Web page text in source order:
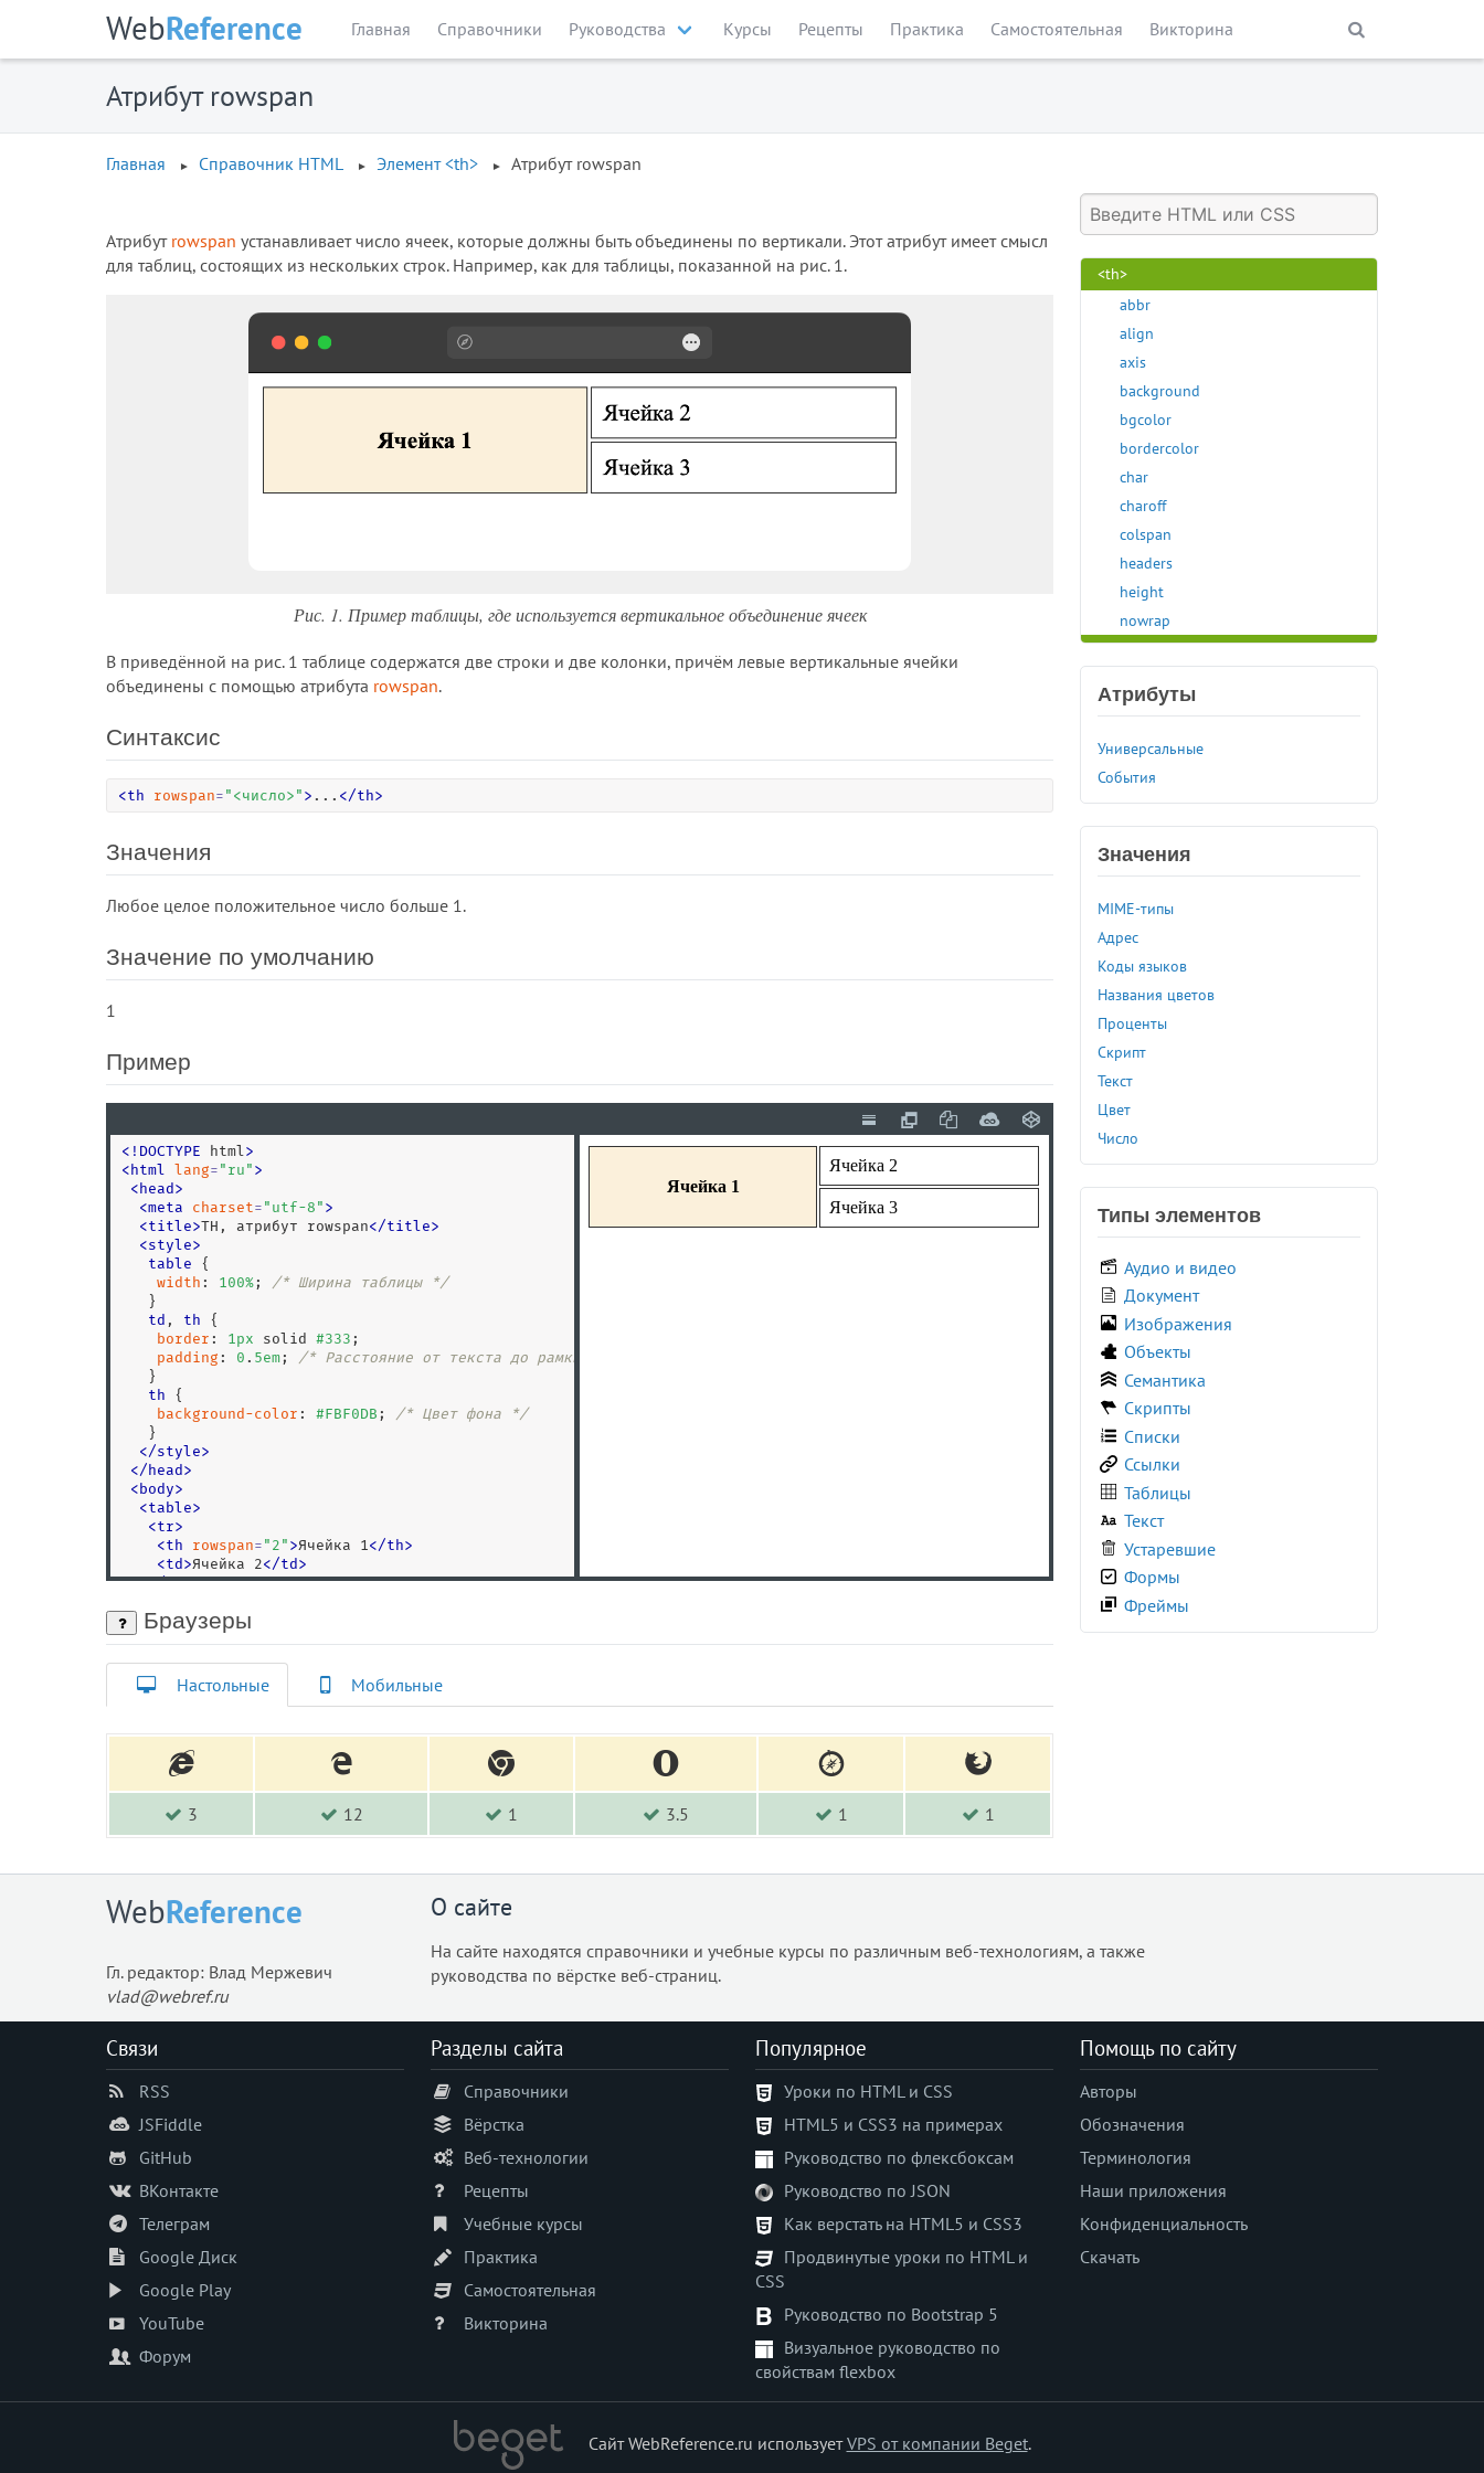
WebReference Главная Справочники Руководства Курсы Рецепты Практика Самостоятельная Викторина
Атрибут rowspan
Главная Справочник HTML Элемент <th> Атрибут rowspan
Атрибут rowspan устанавливает число ячеек, которые должны быть объединены по вертикали. Этот атрибут имеет смысл
для таблиц, состоящих из нескольких строк. Например, как для таблицы, показанной на рис. 1.
Рис. 1. Пример таблицы, где используется вертикальное объединение ячеек
В приведённой на рис. 1 таблице содержатся две строки и две колонки, причём левые вертикальные ячейки
объединены с помощью атрибута rowspan.
Синтаксис
<th rowspan= " <число> " > ... </th>
Значения
Любое целое положительное число больше 1.
Значение по умолчанию
1
Пример
< ! DOCTYPE html >
<html lang= " ru " >
<head>
<meta charset= " utf-8 " >
<title>TH, атрибут rowspan</title>
<style>
table {
width : 100%;
/* Ширина таблицы */
   }
td , th {
border : 1 px solid #333 ;
padding : 0 . 5em;
/* Расстояние от текста до рамки */
   }
th {
background-color : #FBF0DB ;
/* Цвет фона */
   }
</style>
</head>
<body>
<table>
<tr>
<th rowspan= " 2 " >Ячейка 1 </th>
<td>Ячейка 2</td>
</tr>
<td>Ячейка 3
/
>
</body >
/html >
Браузеры
Настольные Мобильные
3 12 1 3.5 1 1
<summary>
<textarea>
<tfoot>
<th>
abbr
align
axis
background
bgcolor
bordercolor
char
charoff
colspan
headers
height
nowrap
rowspan
valign
<thead>
<title>
<tr>
<track>
<tt>
<u>
<ul>
<var>
<video>
<wbr>
<xmp>
Атрибуты
Универсальные
События
Значения
MIME-типы
Адрес
Коды языков
Названия цветов
Проценты
Скрипт
Текст
Цвет
Число
Типы элементов
Аудио и видео
Документ
Изображения
Объекты
Семантика
Скрипты
Списки
Ссылки
Таблицы
Текст
Устаревшие
Формы
Фреймы
WebReference
Гл. редактор: Влад Мержевич
vlad@webref.ru
О сайте
На сайте находятся справочники и учебные курсы по различным веб-технологиям, а также
руководства по вёрстке веб-страниц.
Связи
RSS
JSFiddle
GitHub
ВКонтакте
Телеграм
Google Диск
Google Play
YouTube
Форум
Разделы сайта
Справочники
Вёрстка
Веб-технологии
Рецепты
Учебные курсы
Практика
Самостоятельная
Викторина
Популярное
Уроки по HTML и CSS
HTML5 и CSS3 на примерах
Руководство по флексбоксам
Руководство по JSON
Как верстать на HTML5 и CSS3
Продвинутые уроки по HTML и
CSS
Руководство по Bootstrap 5
Визуальное руководство по
свойствам flexbox
Помощь по сайту
Авторы
Обозначения
Терминология
Наши приложения
Конфиденциальность
Скачать
Сайт WebReference.ru используетVPS от компании Beget.